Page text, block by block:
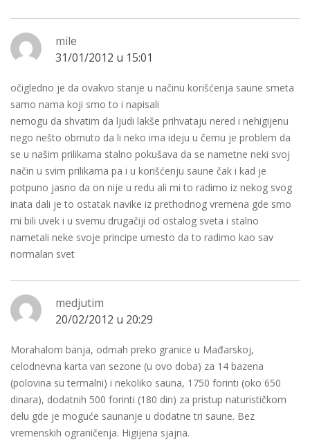
mile
31/01/2012 u 15:01
očigledno je da ovakvo stanje u načinu korišćenja saune smeta
samo nama koji smo to i napisali
nemogu da shvatim da ljudi lakše prihvataju nered i nehigijenu
nego nešto obrnuto da li neko ima ideju u čemu je problem da
se u našim prilikama stalno pokušava da se nametne neki svoj
način u svim prilikama pa i u korišćenju saune čak i kad je
potpuno jasno da on nije u redu ali mi to radimo iz nekog svog
inata dali je to ostatak navike iz prethodnog vremena gde smo
mi bili uvek i u svemu drugačiji od ostalog sveta i stalno
nametali neke svoje principe umesto da to radimo kao sav
normalan svet
medjutim
20/02/2012 u 20:29
Morahalom banja, odmah preko granice u Mađarskoj,
celodnevna karta van sezone (u ovo doba) za 14 bazena
(polovina su termalni) i nekoliko sauna, 1750 forinti (oko 650
dinara), dodatnih 500 forinti (180 din) za pristup naturističkom
delu gde je moguće saunanje u dodatne tri saune. Bez
vremenskih ograničenja. Higijena sjajna.